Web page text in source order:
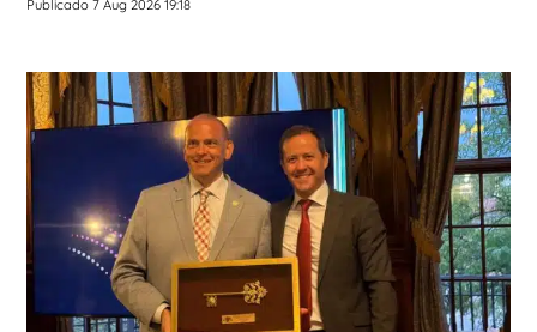
Publicado 7 Aug 2026 19:18